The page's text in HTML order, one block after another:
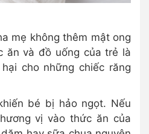
mẹ không thêm mật ong
ăn và đồ uống của trẻ là
cho những chiếc răng
bé bị hảo ngọt. Nếu
vị vào thức ăn của